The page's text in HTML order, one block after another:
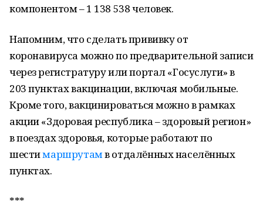
компонентом – 1 138 538 человек.
Напомним, что сделать прививку от
коронавируса можно по предварительной записи
через регистратуру или портал «Госуслуги» в
203 пунктах вакцинации, включая мобильные.
Кроме того, вакцинироваться можно в рамках
акции «Здоровая республика – здоровый регион»
в поездах здоровья, которые работают по
шестимаршрутамв отдалённых населённых
пунктах.
***